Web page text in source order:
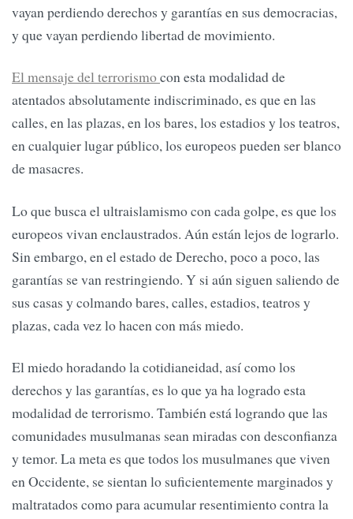
vayan perdiendo derechos y garantías en sus democracias,
y que vayan perdiendo libertad de movimiento.
El mensaje del terrorismocon esta modalidad de
atentados absolutamente indiscriminado, es que en las
calles, en las plazas, en los bares, los estadios y los teatros,
en cualquier lugar público, los europeos pueden ser blanco
de masacres.
Lo que busca el ultraislamismo con cada golpe, es que los
europeos vivan enclaustrados. Aún están lejos de lograrlo.
Sin embargo, en el estado de Derecho, poco a poco, las
garantías se van restringiendo. Y si aún siguen saliendo de
sus casas y colmando bares, calles, estadios, teatros y
plazas, cada vez lo hacen con más miedo.
El miedo horadando la cotidianeidad, así como los
derechos y las garantías, es lo que ya ha logrado esta
modalidad de terrorismo. También está logrando que las
comunidades musulmanas sean miradas con desconfianza
y temor. La meta es que todos los musulmanes que viven
en Occidente, se sientan lo suficientemente marginados y
maltratados como para acumular resentimiento contra la